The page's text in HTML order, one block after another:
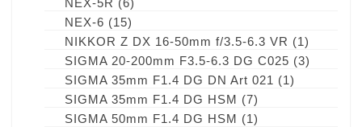
NEX-6 (15)
NIKKOR Z DX 16-50mm f/3.5-6.3 VR (1)
SIGMA 20-200mm F3.5-6.3 DG C025 (3)
SIGMA 35mm F1.4 DG DN Art 021 (1)
SIGMA 35mm F1.4 DG HSM (7)
SIGMA 50mm F1.4 DG HSM (1)